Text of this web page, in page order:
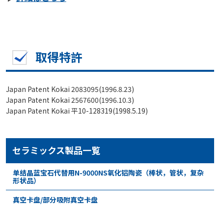
取得特許
Japan Patent Kokai 2083095(1996.8.23)
Japan Patent Kokai 2567600(1996.10.3)
Japan Patent Kokai 平10-128319(1998.5.19)
セラミックス製品一覧
单结晶蓝宝石代替用N-9000NS氧化铝陶瓷（棒状，管状，复杂
形状品）
真空卡盘/部分吸附真空卡盘